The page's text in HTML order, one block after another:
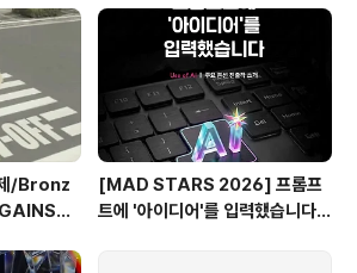
/Bronz
[MAD STARS 2026] 프롬프
트에 '아이디어'를 입력했습니다